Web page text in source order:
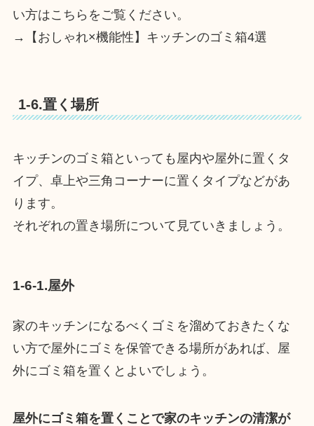
い方はこちらをご覧ください。
→【おしゃれ×機能性】キッチンのゴミ箱4選
1-6.置く場所
キッチンのゴミ箱といっても屋内や屋外に置くタ
イプ、卓上や三角コーナーに置くタイプなどがあ
ります。
それぞれの置き場所について見ていきましょう。
1-6-1.屋外
家のキッチンになるべくゴミを溜めておきたくな
い方で屋外にゴミを保管できる場所があれば、屋
外にゴミ箱を置くとよいでしょう。
屋外にゴミ箱を置くことで家のキッチンの清潔が